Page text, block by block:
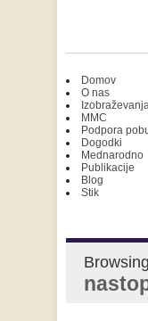
Domov
O nas
Izobraževanja
MMC
Podpora
Dogodki
Mednarodno
Publikacije
Blog
Stik